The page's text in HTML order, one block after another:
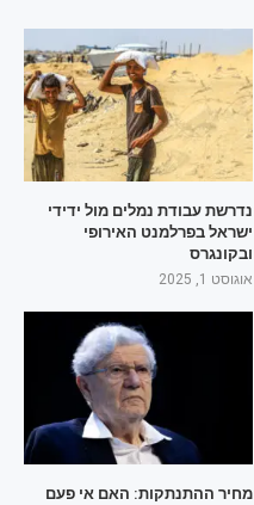
נדרשת עבודת נמלים מול ידידי
ישראל בפרלמנט האירופי
ובקונגרס
אוגוסט 1, 2025
מחיר ההתנתקות: האם אי פעם